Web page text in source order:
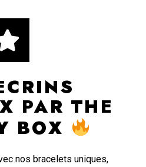
PAR THE
BOX
nos bracelets uniques,